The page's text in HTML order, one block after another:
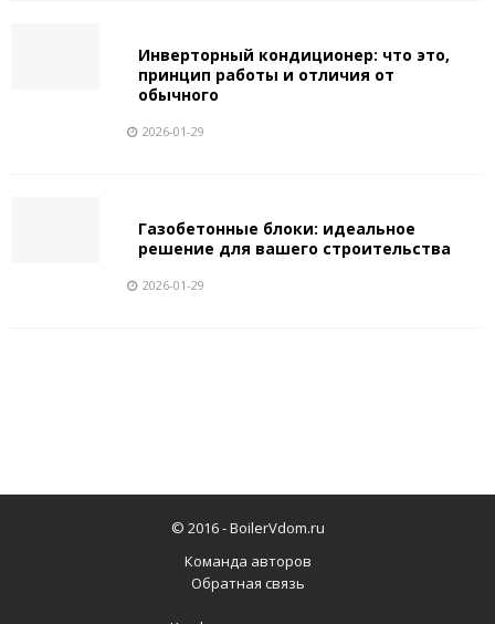
Инверторный кондиционер: что это,
принцип работы и отличия от
обычного
2026-01-29
Газобетонные блоки: идеальное
решение для вашего строительства
2026-01-29
© 2016 -BoilerVdom.ru
Команда авторов
Обратная связь